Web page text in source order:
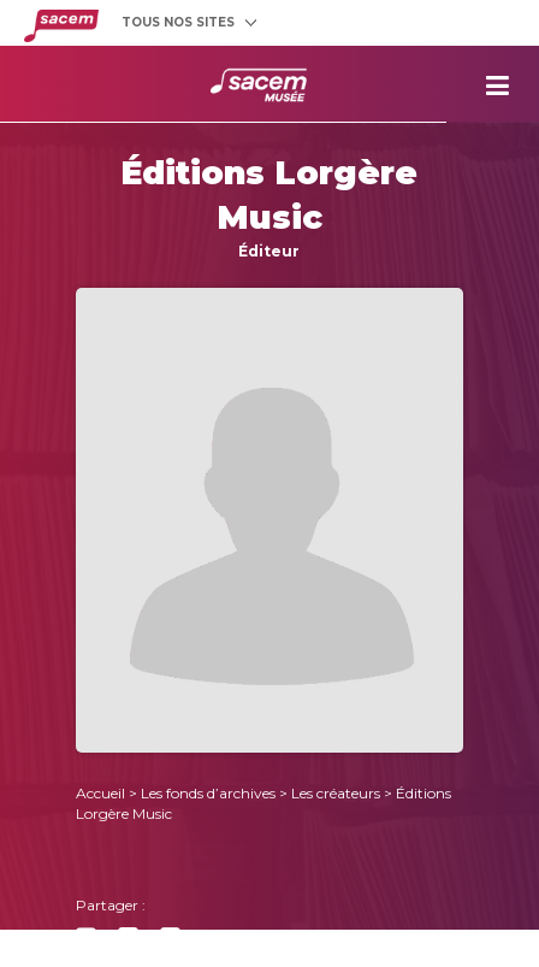
TOUS NOS SITES
Éditions Lorgère
Music
Éditeur
Accueil > Les fonds d’archives > Les créateurs > Éditions
Lorgère Music
Partager :